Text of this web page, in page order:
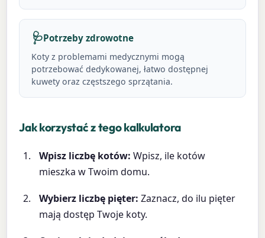
🩺Potrzeby zdrowotne
Koty z problemami medycznymi mogą
potrzebować dedykowanej, łatwo dostępnej
kuwety oraz częstszego sprzątania.
Jak korzystać z tego kalkulatora
Wpisz liczbę kotów: Wpisz, ile kotów
mieszka w Twoim domu.
Wybierz liczbę pięter: Zaznacz, do ilu pięter
mają dostęp Twoje koty.